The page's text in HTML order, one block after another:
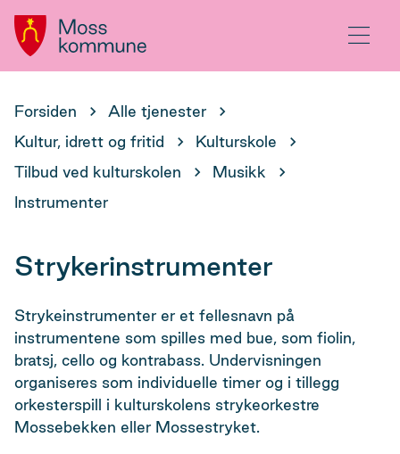
Hovedportal Meny
Du
her:
Forsiden
Alle tjenester
Kultur, idrett og fritid
Kulturskole
Tilbud ved kulturskolen
Musikk
Instrumenter
Strykerinstrumenter
Strykeinstrumenter er et fellesnavn på
instrumentene som spilles med bue, som fiolin,
bratsj, cello og kontrabass. Undervisningen
organiseres som individuelle timer og i tillegg
orkesterspill i kulturskolens strykeorkestre
Mossebekken eller Mossestryket.